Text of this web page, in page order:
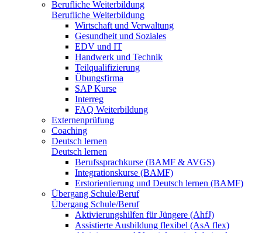
Berufliche Weiterbildung
Berufliche Weiterbildung
Wirtschaft und Verwaltung
Gesundheit und Soziales
EDV und IT
Handwerk und Technik
Teilqualifizierung
Übungsfirma
SAP Kurse
Interreg
FAQ Weiterbildung
Externenprüfung
Coaching
Deutsch lernen
Deutsch lernen
Berufssprachkurse (BAMF & AVGS)
Integrationskurse (BAMF)
Erstorientierung und Deutsch lernen (BAMF)
Übergang Schule/Beruf
Übergang Schule/Beruf
Aktivierungshilfen für Jüngere (AhfJ)
Assistierte Ausbildung flexibel (AsA flex)